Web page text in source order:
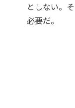
としない。
必要だ。